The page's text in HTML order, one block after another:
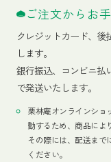
ご注文からお
クレジットカード、 後
します。
銀行振込、コンビニ払
で発送いたします。
栗林庵オンラインショ
動するため、商品によ
その際には、配送まで
ください。